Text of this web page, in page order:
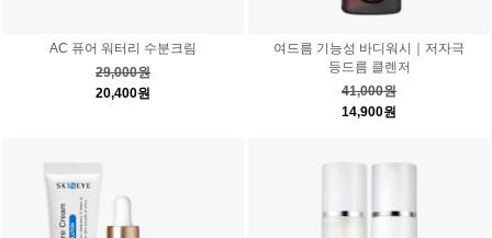
AC 퓨어 워터리 수분크림
29,000원
20,400원
여드름 기능성 바디워시｜저자극
등드름 클렌저
41,000원
14,900원